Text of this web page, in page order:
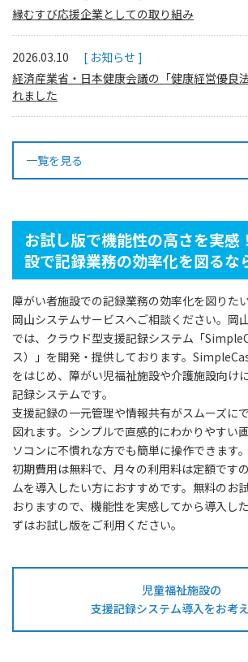
縁むすび応援企業としての取り組み
2026.03.10
お知らせ
経済産業省・日本健康会議の「健康経営優良
れました
一覧を見る
お試し版で機能性の高さを実感
設で記録業務の効率化を図るな
障がい者施設での記録業務の効率化を図りた
岡山システムサービスへご相談ください。岡
では、クラウド型支援記録システム「
ス）」を開発・提供しております。
をはじめ、障がい児福祉施設や介護施設向け
記録システムです。
支援記録の一元管理や情報共有がスムーズに
図れます。シンプルで直感的にわかりやすい
ソコンに不慣れな方でも簡単に操作できます。
初期費用は無料で、月々の利用料は定額です
ムを導入したい方におすすめです。無料のお
おりますので、機能性を実感してから導入し
ずはお試し版をご利用ください。
児童福祉施設の
支援記録システム導入をお考